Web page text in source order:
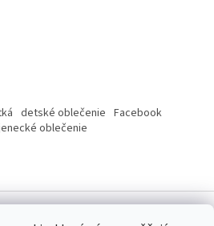
detské oblečenie Facebook
oblečenie